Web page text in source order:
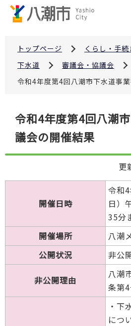
トップページ くらし・手続
下水道
審議会・協議会
令和4年度第4回八潮市下水道事
令和4年度第4回八潮
議会の開催結果
更
開催日時
令和
日）
35分
開催場所
八潮
公開状況
非公
非公開理由
八潮
条第
・下
につ